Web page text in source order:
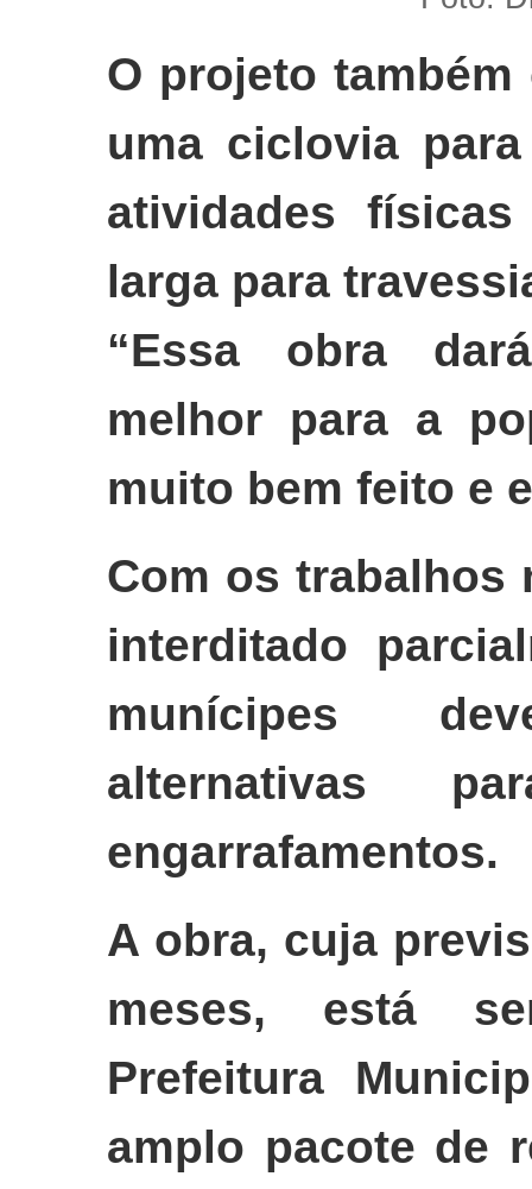
O projeto
uma ciclovia
atividades
larga para
“Essa obra
melhor para a
muito bem feito e
Com os trabalhos
interditado
munícipes
alternativas
engarrafamentos.
A obra, cuja
meses, está
Prefeitura
amplo pacote de